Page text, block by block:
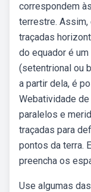
correspondem
terrestre. Assim,
traçadas
do equador é
(setentrional ou
a partir dela, é
Webatividade
paralelos e
traçadas para
pontos da terra.
preencha os
Use algumas